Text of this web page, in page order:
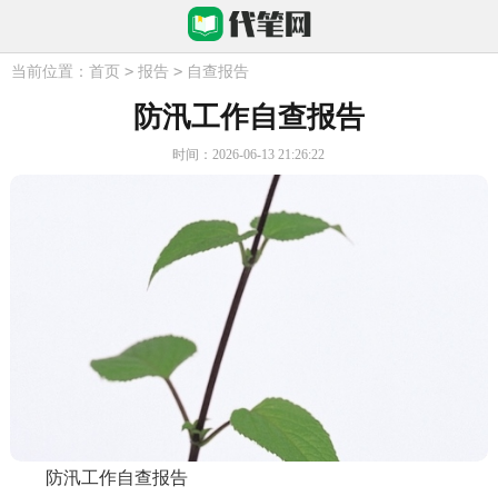
当前位置： 首页 > 报告 > 自查报告
防汛工作自查报告
时间：2026-06-13 21:26:22
防汛工作自查报告